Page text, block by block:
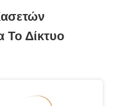
Το Δίκτυο